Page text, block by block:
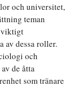
och universitet,
teman
viktigt
av dessa roller.
och
de åtta
som tränare